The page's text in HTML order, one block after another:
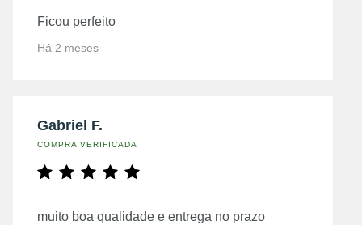
Ficou perfeito
Há 2 meses
Gabriel F.
COMPRA VERIFICADA
muito boa qualidade e entrega no prazo